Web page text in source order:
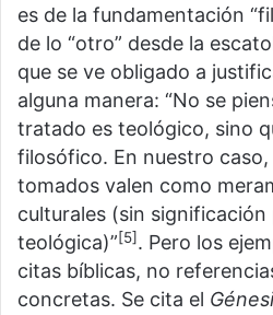
es de la fundamentación
de lo “otro” desde la
que se ve obligado a
alguna manera: “No se
tratado es teológico, sino
filosófico. En nuestro caso,
tomados valen como
culturales (sin
teológica)”[5]. Pero los
citas bíblicas, no
concretas. Se cita el